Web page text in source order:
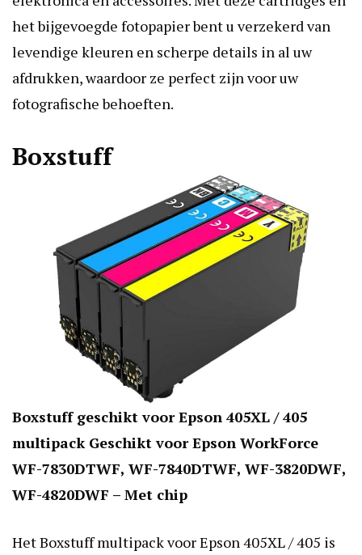
het bijgevoegde fotopapier bent u verzekerd van
levendige kleuren en scherpe details in al uw
afdrukken, waardoor ze perfect zijn voor uw
fotografische behoeften.
Boxstuff
Boxstuff geschikt voor Epson 405XL / 405
multipack Geschikt voor Epson WorkForce
WF-7830DTWF, WF-7840DTWF, WF-3820DWF,
WF-4820DWF – Met chip
Het Boxstuff multipack voor Epson 405XL / 405 is